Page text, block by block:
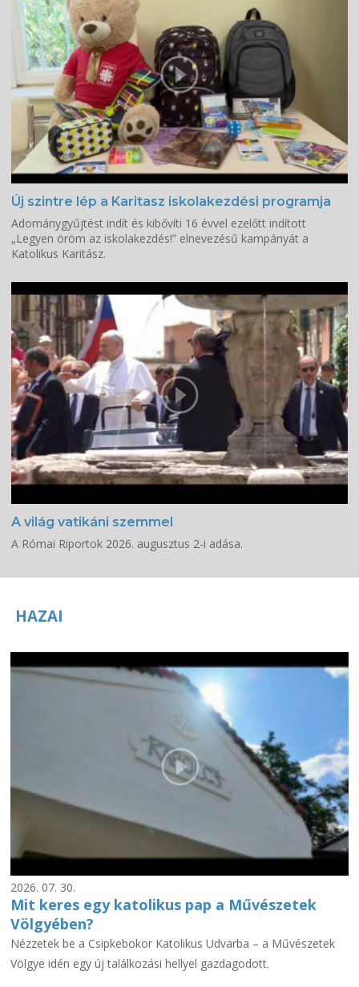
Új szintre lép a Karitasz iskolakezdési programja
Adománygyűjtést indít és kibővíti 16 évvel ezelőtt indított
„Legyen öröm az iskolakezdés!” elnevezésű kampányát a
Katolikus Karitász.
A világ vatikáni szemmel
A Római Riportok 2026. augusztus 2-i adása.
HAZAI
2026. 07. 30.
Mit keres egy katolikus pap a Művészetek
Völgyében?
Nézzetek be a Csipkebokor Katolikus Udvarba – a Művészetek
Völgye idén egy új találkozási hellyel gazdagodott.